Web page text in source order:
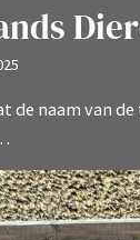
de naam van